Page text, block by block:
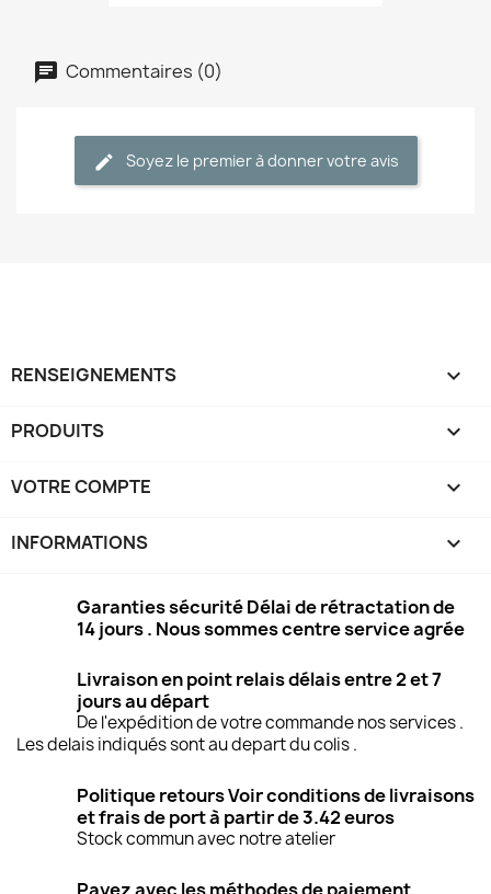
Commentaires (0)
Soyez le premier à donner votre avis
RENSEIGNEMENTS 
PRODUITS 
VOTRE COMPTE 
INFORMATIONS keyboard_arrow_down
Garanties sécurité Délai de rétractation de
14 jours . Nous sommes centre service agrée
Livraison en point relais délais entre 2 et 7
jours au départ
De l'expédition de votre commande nos services .
Les delais indiqués sont au depart du colis .
Politique retours Voir conditions de livraisons
et frais de port à partir de 3.42 euros
Stock commun avec notre atelier